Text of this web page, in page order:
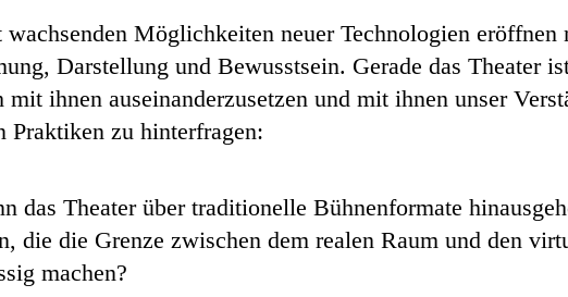
wachsenden Möglichkeiten neuer Technologien eröffnen
Darstellung und Bewusstsein. Gerade das Theater
mit ihnen auseinanderzusetzen und mit ihnen unser
Praktiken zu hinterfragen:
das Theater über traditionelle Bühnenformate
die die Grenze zwischen dem realen Raum und den
machen?